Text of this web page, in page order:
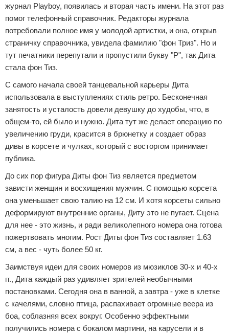
журнал Playboy, появилась и вторая часть имени. На этот раз
помог телефонный справочник. Редакторы журнала
потребовали полное имя у молодой артистки, и она, открыв
страничку справочника, увидела фамилию "фон Триз". Но и
тут печатники перепутали и пропустили букву "Р", так Дита
стала фон Тиз.
С самого начала своей танцевальной карьеры Дита
использовала в выступлениях стиль ретро. Бесконечная
занятость и усталость довели девушку до худобы, что, в
общем-то, ей было и нужно. Дита тут же делает операцию по
увеличению груди, красится в брюнетку и создает образ
дивы в корсете и чулках, который с восторгом принимает
публика.
До сих пор фигура Диты фон Тиз является предметом
зависти женщин и восхищения мужчин. С помощью корсета
она уменьшает свою талию на 12 см. И хотя корсеты сильно
деформируют внутренние органы, Диту это не пугает. Сцена
для нее - это жизнь, и ради великолепного номера она готова
пожертвовать многим. Рост Диты фон Тиз составляет 1.63
см, а вес - чуть более 50 кг.
Заимствуя идеи для своих номеров из мюзиклов 30-х и 40-х
гг., Дита каждый раз удивляет зрителей необычными
постановками. Сегодня она в ванной, а завтра - уже в клетке
с качелями, словно птица, распахивает огромные веера из
боа, соблазняя всех вокруг. Особенно эффектными
получились номера с бокалом мартини, на карусели и в